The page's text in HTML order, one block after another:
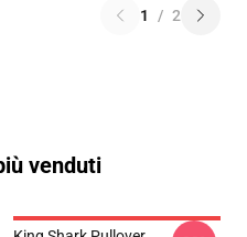
1 / 2
venduti